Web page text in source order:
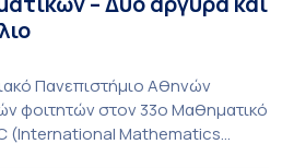
Πανεπιστήμιο Αθηνών
φοιτητών στον 33ο Μαθηματικό
(International Mathematics